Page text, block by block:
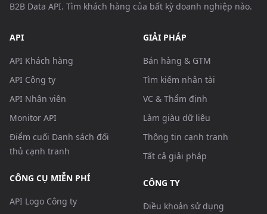
B2B Data API. Tìm khách hàng của bất kỳ doanh nghiệp nào.
API
API Khách hàng
API Công ty
API Nhân viên
Monitor API
Điểm cuối Danh sách đối
thủ cạnh tranh
CÔNG CỤ MIỄN PHÍ
API Logo Công ty
GIẢI PHÁP
Bán hàng & GTM
Tìm kiếm nhân tài
VC & Thẩm định
Làm giàu dữ liệu
Thông tin cạnh tranh
Tất cả giải pháp
CÔNG TY
Điều khoản sử dụng